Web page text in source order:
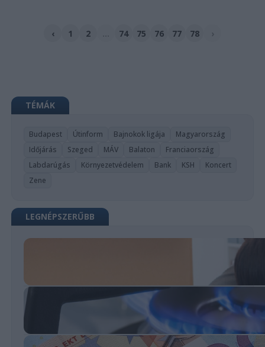
‹ 1 2 74 75 76 77 78 ›
TÉMÁK
Budapest Útinform Bajnokok ligája
Magyarország
Időjárás
Szeged MÁV Balaton
Franciaország
Labdarúgás
Környezetvédelem Bank KSH
Koncert
Zene
LEGNÉPSZERŰBB